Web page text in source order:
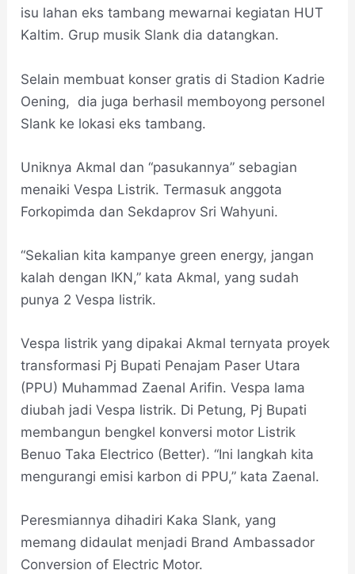
isu lahan eks tambang mewarnai kegiatan HUT
Kaltim. Grup musik Slank dia datangkan.
Selain membuat konser gratis di Stadion Kadrie
Oening, dia juga berhasil memboyong personel
Slank ke lokasi eks tambang.
Uniknya Akmal dan “pasukannya” sebagian
menaiki Vespa Listrik. Termasuk anggota
Forkopimda dan Sekdaprov Sri Wahyuni.
“Sekalian kita kampanye green energy, jangan
kalah dengan IKN,” kata Akmal, yang sudah
punya 2 Vespa listrik.
Vespa listrik yang dipakai Akmal ternyata proyek
transformasi Pj Bupati Penajam Paser Utara
(PPU) Muhammad Zaenal Arifin. Vespa lama
diubah jadi Vespa listrik. Di Petung, Pj Bupati
membangun bengkel konversi motor Listrik
Benuo Taka Electrico (Better). “Ini langkah kita
mengurangi emisi karbon di PPU,” kata Zaenal.
Peresmiannya dihadiri Kaka Slank, yang
memang didaulat menjadi Brand Ambassador
Conversion of Electric Motor.